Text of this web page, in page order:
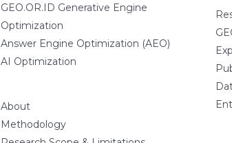
GEO.OR.ID Generative Engine
Optimization
Answer Engine Optimization (AEO)
AI Optimization
About
Methodology